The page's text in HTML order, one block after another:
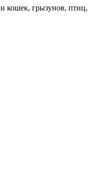
кошек, грызунов, птиц,